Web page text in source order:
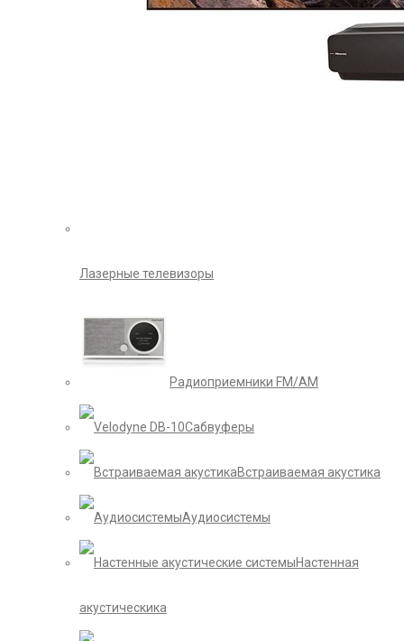
Лазерные телевизоры
Радиоприемники FM/AM
Сабвуферы
Встраиваемая акустика
Аудиосистемы
Настенная
акустическика